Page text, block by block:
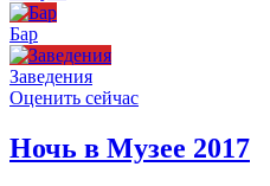
Бар
Заведения
Оценить сейчас
Ночь в Музее 2017